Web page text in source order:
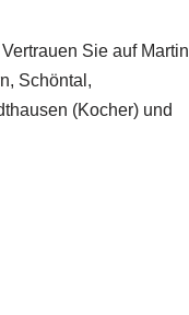
Sie auf Martin
Schöntal,
(Kocher) und